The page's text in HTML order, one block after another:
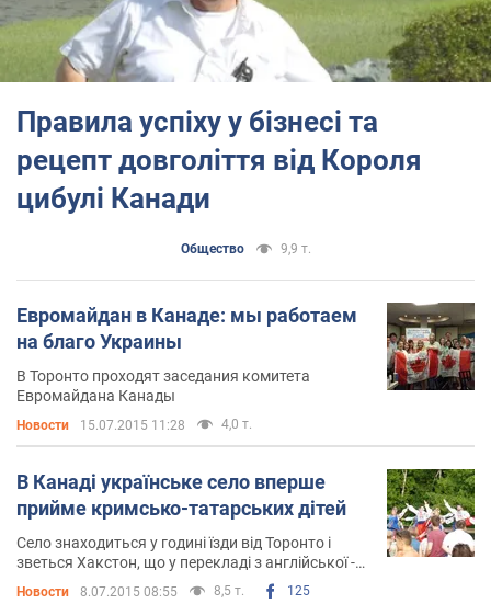
Правила успіху у бізнесі та
рецепт довголіття від Короля
цибулі Канади
Общество 9,9 т.
Евромайдан в Канаде: мы работаем
на благо Украины
В Торонто проходят заседания комитета
Евромайдана Канады
Новости 15.07.2015 11:28 4,0 т.
В Канадi українське село вперше
прийме кримсько-татарських дітей
Село знаходиться у годині їзди від Торонто і
зветься Хакстон, що у перекладі з англійської -
Новости 8.07.2015 08:55 8,5 т. 125